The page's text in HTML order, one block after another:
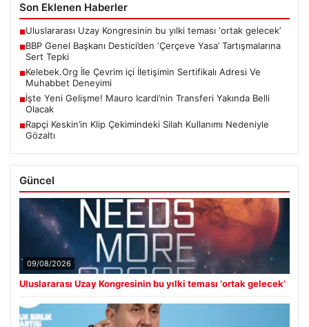
Son Eklenen Haberler
■Uluslararası Uzay Kongresinin bu yılki teması ‘ortak gelecek’
■BBP Genel Başkanı Destici’den ‘Çerçeve Yasa’ Tartışmalarına
Sert Tepki
■Kelebek.Org İle Çevrim içi İletişimin Sertifikalı Adresi Ve
Muhabbet Deneyimi
■İşte Yeni Gelişme! Mauro Icardi’nin Transferi Yakında Belli
Olacak
■Rapçi Keskin’in Klip Çekimindeki Silah Kullanımı Nedeniyle
Gözaltı
Güncel
09/08/2026
Uluslararası Uzay Kongresinin bu yılki teması ‘ortak gelecek’